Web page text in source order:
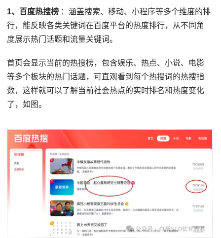
1、百度热搜榜 ：涵盖搜索、移动、小程序等多个维度的排
行，能反映各类关键词在百度平台的热度排行，从不同角
度展示热门话题和流量关键词。
首页会显示当前的热搜榜，包含娱乐、热点、小说、电影
等多个板块的热门话题，可直观看到每个热搜词的热搜指
数，这样就可以了解当前社会热点的实时排名和热度变化
了，如图。